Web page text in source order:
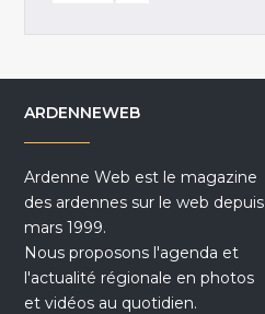
ARDENNEWEB
Ardenne Web est le magazine
des ardennes sur le web depuis
mars 1999.
Nous proposons l'agenda et
l'actualité régionale en photos
et vidéos au quotidien.